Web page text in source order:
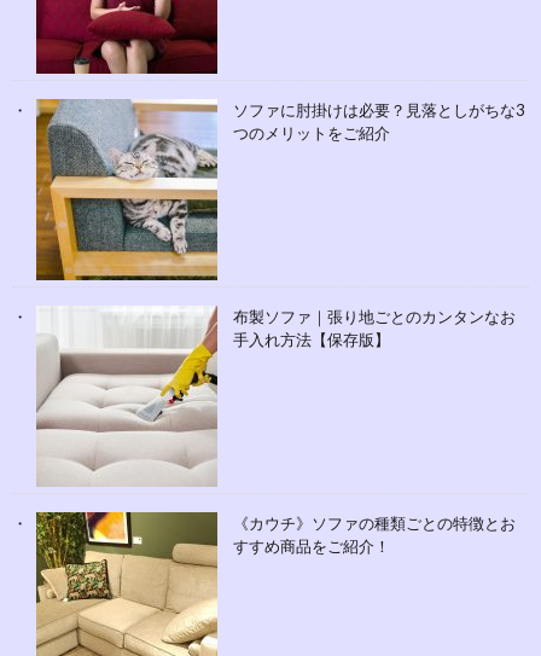
ソファに肘掛けは必要？見落としがちな3
つのメリットをご紹介
布製ソファ｜張り地ごとのカンタンなお
手入れ方法【保存版】
《カウチ》ソファの種類ごとの特徴とお
すすめ商品をご紹介！